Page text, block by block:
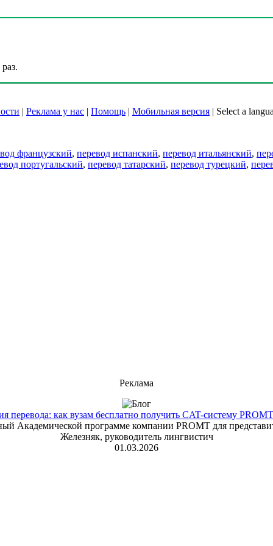
| Реклама у нас | Помощь | Мобильная версия | Select a
французский, перевод испанский, перевод итальянский,
португальский, перевод татарский, перевод турецкий,
Реклама
перевода: как вузам бесплатно получить CAT-систему
Академической программе компании PROMT для
Железняк, руководитель лингвистич
01.03.2026